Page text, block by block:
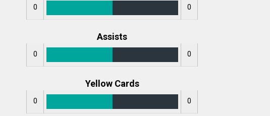
0 0
Assists
0 0
Yellow Cards
0 0